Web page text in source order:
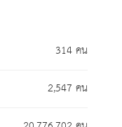
314 คน
2,547 คน